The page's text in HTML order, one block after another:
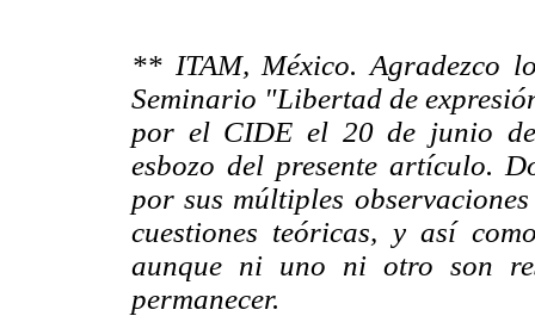
** ITAM, México. Agradezco
Seminario "Libertad de
por el CIDE el 20 de junio de
esbozo del presente artículo.
por sus múltiples
cuestiones teóricas, y así
aunque ni uno ni otro son
permanecer.